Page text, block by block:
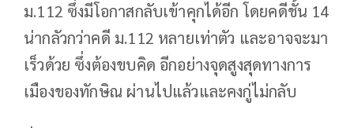
ม.112 ซึ่งมีโอกาสกลับเข้าคุกได้อีก โดยคดีชั้น 14
น่ากลัวกว่าคดี ม.112 หลายเท่าตัว และอาจจะมา
เร็วด้วย ซึ่งต้องขบคิด อีกอย่างจุดสูงสุดทางการ
เมืองของทักษิณ ผ่านไปแล้วและคงกู่ไม่กลับ